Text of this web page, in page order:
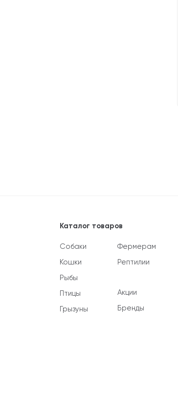
Каталог товаров
Собаки
Кошки
Рыбы
Птицы
Грызуны
Фермерам
Рептилии
Акции
Бренды